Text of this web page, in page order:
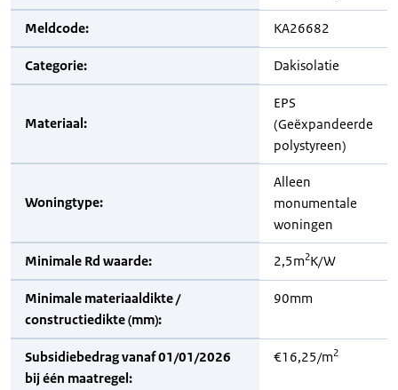
Meldcode: KA26682
Categorie: Dakisolatie
Materiaal:
EPS
(Geëxpandeerde
polystyreen)
Woningtype:
Alleen
monumentale
woningen
Minimale Rd waarde: 2,5m2K/W
Minimale materiaaldikte /
constructiedikte (mm):
90mm
Subsidiebedrag vanaf 01/01/2026
bij één maatregel:
€16,25/m2